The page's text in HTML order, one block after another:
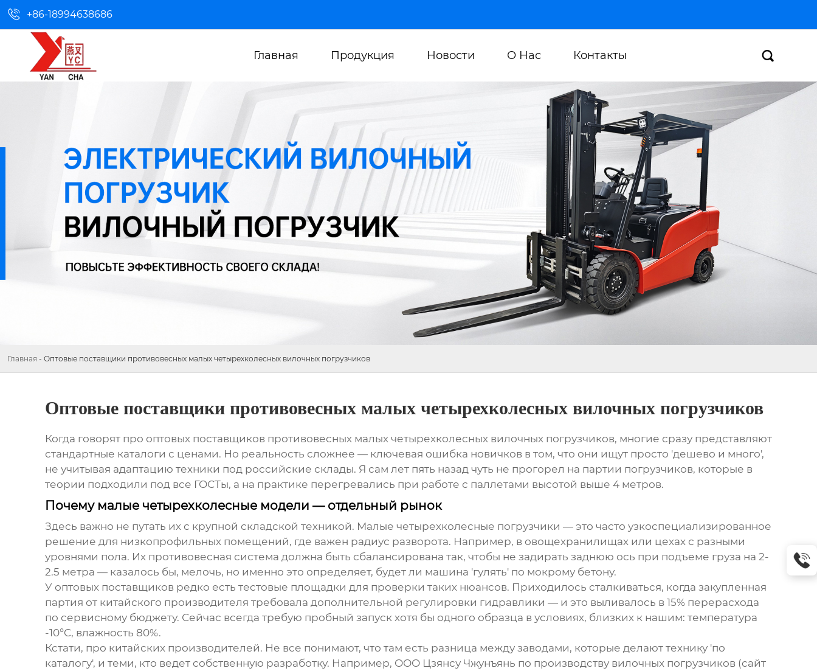
 +86-18994638686
Главная Продукция Новости О Нас Контакты 
Главная - Оптовые поставщики противовесных малых четырехколесных вилочных погрузчиков
Оптовые поставщики противовесных малых четырехколесных вилочных погрузчиков
Когда говорят про оптовых поставщиков противовесных малых четырехколесных вилочных погрузчиков, многие сразу представляют
стандартные каталоги с ценами. Но реальность сложнее — ключевая ошибка новичков в том, что они ищут просто 'дешево и много',
не учитывая адаптацию техники под российские склады. Я сам лет пять назад чуть не прогорел на партии погрузчиков, которые в
теории подходили под все ГОСТы, а на практике перегревались при работе с паллетами высотой выше 4 метров.
Почему малые четырехколесные модели — отдельный рынок
Здесь важно не путать их с крупной складской техникой. Малые четырехколесные погрузчики — это часто узкоспециализированное
решение для низкопрофильных помещений, где важен радиус разворота. Например, в овощехранилищах или цехах с разными
уровнями пола. Их противовесная система должна быть сбалансирована так, чтобы не задирать заднюю ось при подъеме груза на 2-
2.5 метра — казалось бы, мелочь, но именно это определяет, будет ли машина 'гулять' по мокрому бетону.
У оптовых поставщиковредко есть тестовые площадки для проверки таких нюансов. Приходилось сталкиваться, когда закупленная
партия от китайского производителя требовала дополнительной регулировки гидравлики — и это выливалось в 15% перерасхода
по сервисному бюджету. Сейчас всегда требую пробный запуск хотя бы одного образца в условиях, близких к нашим: температура
-10°C, влажность 80%.
Кстати, про китайских производителей. Не все понимают, что там есть разница между заводами, которые делают технику 'по
каталогу', и теми, кто ведет собственную разработку. Например, ООО Цзянсу Чжунъянь по производству вилочных погрузчиков(сайт